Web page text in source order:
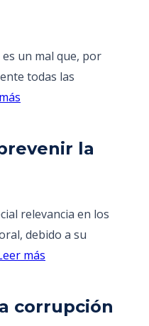
un mal que, por
todas las
la
relevancia en los
debido a su
más
corrupción